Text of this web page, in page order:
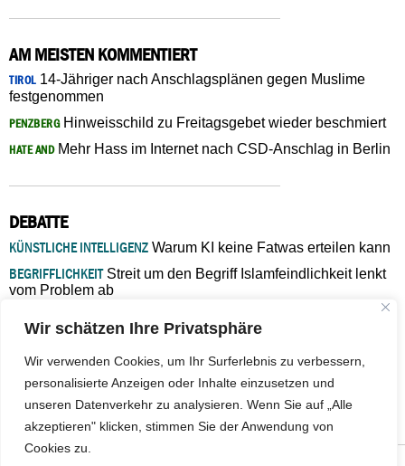
Wir schätzen Ihre Privatsphäre
Wir verwenden Cookies, um Ihr Surferlebnis zu verbessern,
personalisierte Anzeigen oder Inhalte einzusetzen und
unseren Datenverkehr zu analysieren. Wenn Sie auf „Alle
akzeptieren" klicken, stimmen Sie der Anwendung von
Cookies zu.
AM MEISTEN KOMMENTIERT
TIROL14-Jähriger nach Anschlagsplänen gegen Muslime
festgenommen
PENZBERGHinweisschild zu Freitagsgebet wieder beschmiert
HATE ANDMehr Hass im Internet nach CSD-Anschlag in Berlin
DEBATTE
KÜNSTLICHE INTELLIGENZ Warum KI keine Fatwas erteilen kann
BEGRIFFLICHKEITStreit um den Begriff Islamfeindlichkeit lenkt
vom Problem ab
Verantwortung bleibt“
ISLAMISCHE FAKULTÄT IN MÜNSTEREine kritische Schwelle für
die deutsche Religionspolitik
GASTBEITRAGWarum die muslimische Welt eine neue